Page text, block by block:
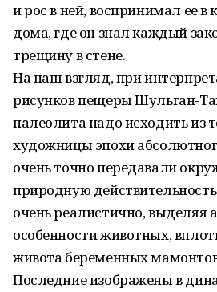
и рос в ней, воспринимал ее в
дома, где он знал каждый
трещину в стене.
На наш взгляд, при
рисунков пещеры Шульган-
палеолита надо исходить из
художницы эпохи
очень точно передавали
природную
очень реалистично, выделяя
особенности животных,
живота беременных
Последние изображены в